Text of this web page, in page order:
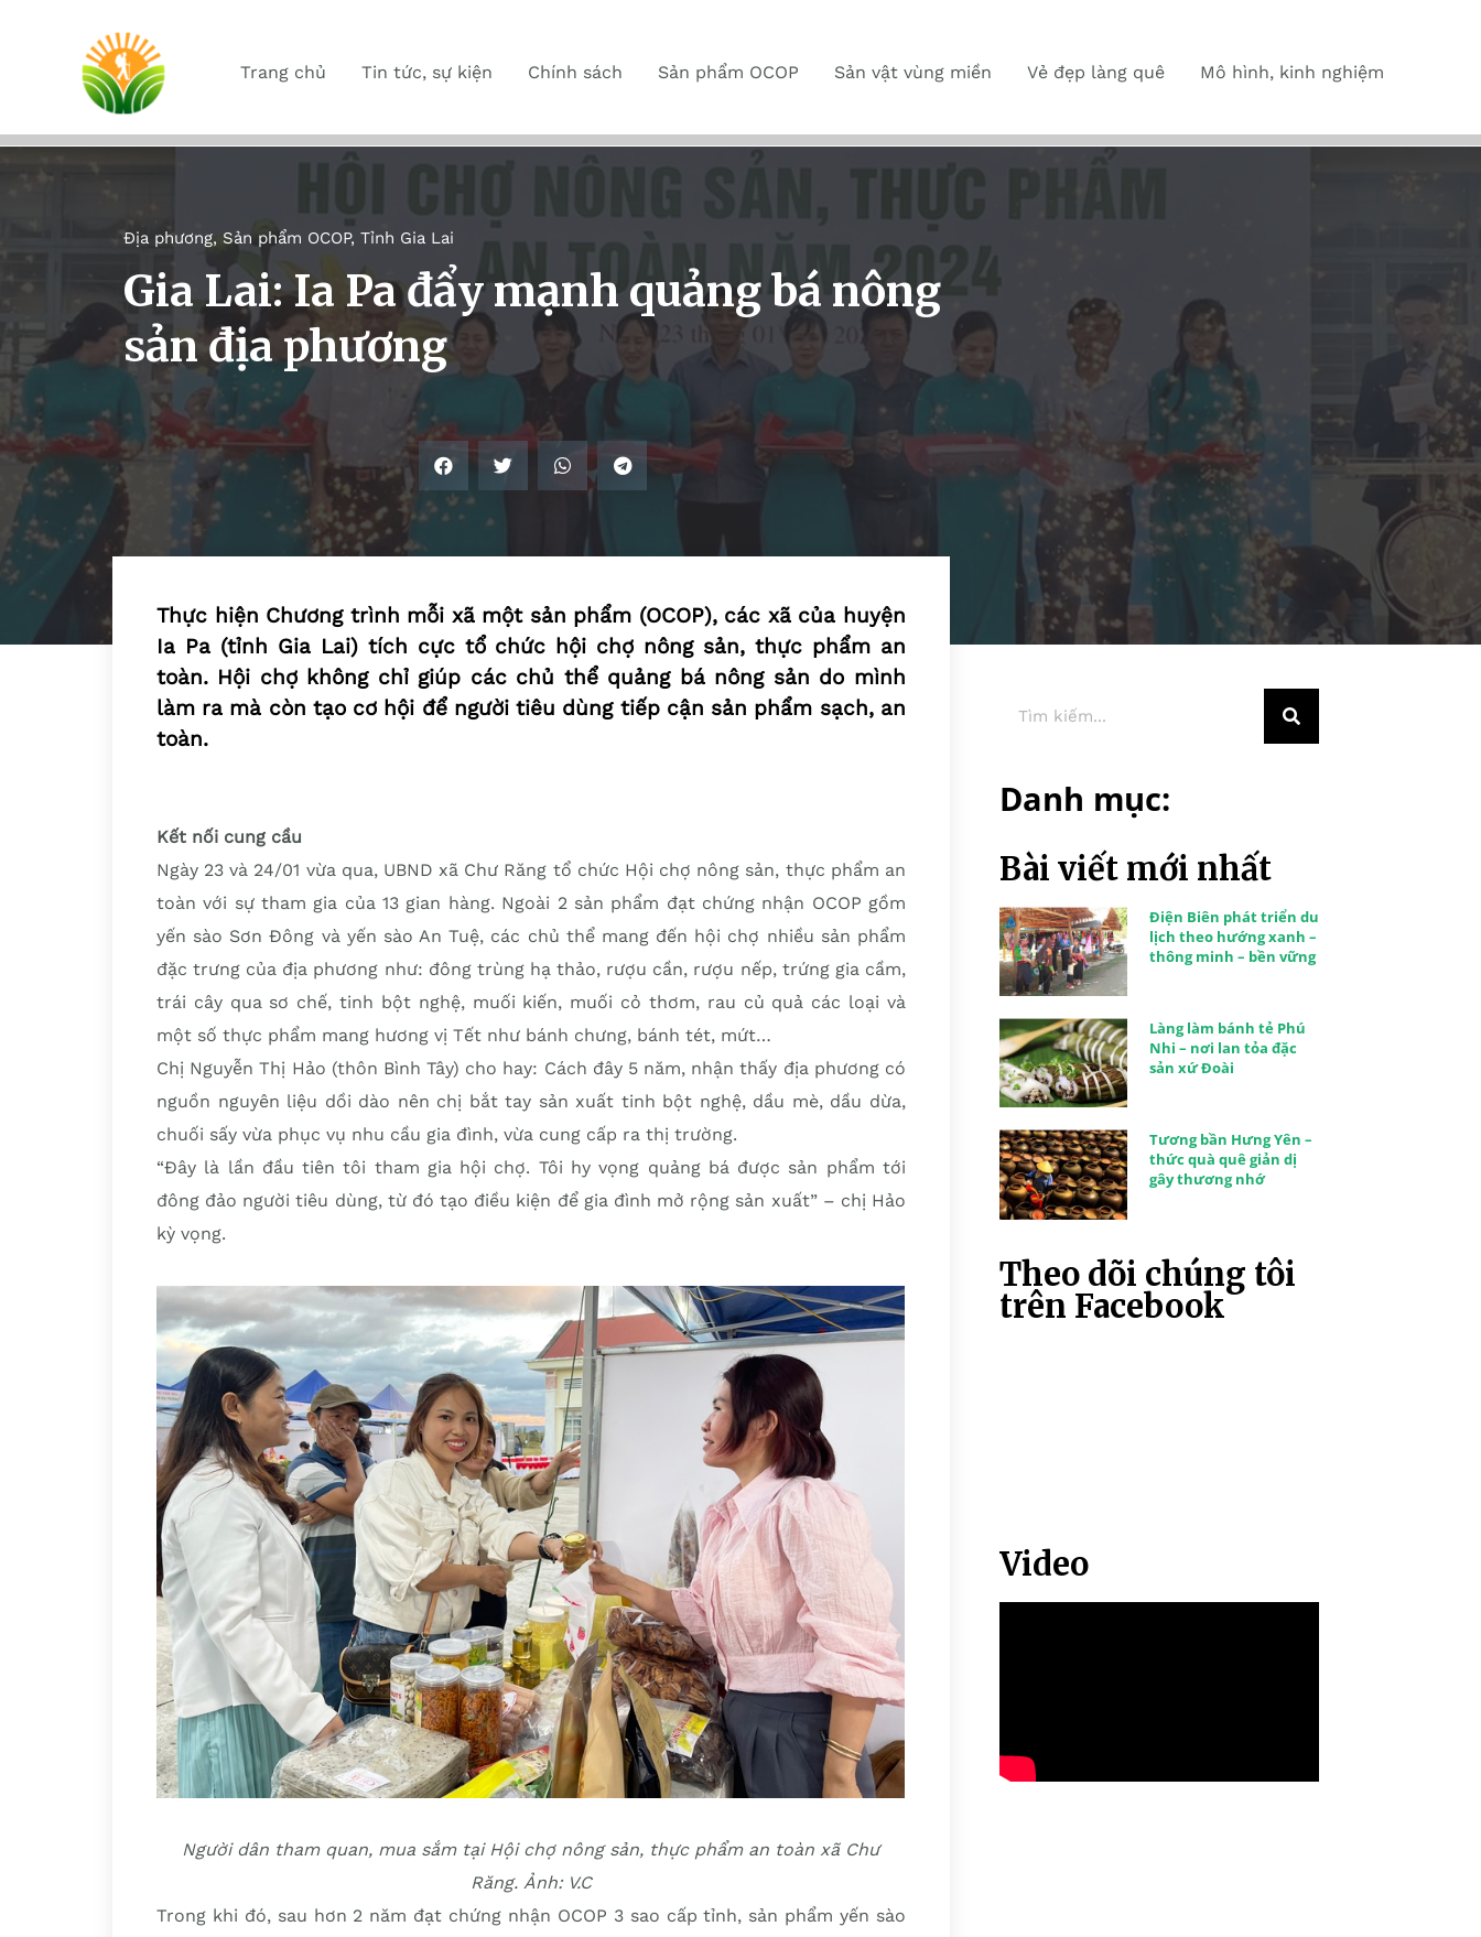
Trang chủ Tin tức, sự kiện Chính sách Sản phẩm OCOP Sản vật vùng miền Vẻ đẹp làng quê Mô hình, kinh nghiệm
Địa phương, Sản phẩm OCOP, Tỉnh Gia Lai
Gia Lai: Ia Pa đẩy mạnh quảng bá nông
sản địa phương
Thực hiện Chương trình mỗi xã một sản phẩm (OCOP), các xã của huyện
Ia Pa (tỉnh Gia Lai) tích cực tổ chức hội chợ nông sản, thực phẩm an
toàn. Hội chợ không chỉ giúp các chủ thể quảng bá nông sản do mình
làm ra mà còn tạo cơ hội để người tiêu dùng tiếp cận sản phẩm sạch, an
toàn.
Kết nối cung cầu
Ngày 23 và 24/01 vừa qua, UBND xã Chư Răng tổ chức Hội chợ nông sản, thực phẩm an
toàn với sự tham gia của 13 gian hàng. Ngoài 2 sản phẩm đạt chứng nhận OCOP gồm
yến sào Sơn Đông và yến sào An Tuệ, các chủ thể mang đến hội chợ nhiều sản phẩm
đặc trưng của địa phương như: đông trùng hạ thảo, rượu cần, rượu nếp, trứng gia cầm,
trái cây qua sơ chế, tinh bột nghệ, muối kiến, muối cỏ thơm, rau củ quả các loại và
một số thực phẩm mang hương vị Tết như bánh chưng, bánh tét, mứt…
Chị Nguyễn Thị Hảo (thôn Bình Tây) cho hay: Cách đây 5 năm, nhận thấy địa phương có
nguồn nguyên liệu dồi dào nên chị bắt tay sản xuất tinh bột nghệ, dầu mè, dầu dừa,
chuối sấy vừa phục vụ nhu cầu gia đình, vừa cung cấp ra thị trường.
“Đây là lần đầu tiên tôi tham gia hội chợ. Tôi hy vọng quảng bá được sản phẩm tới
đông đảo người tiêu dùng, từ đó tạo điều kiện để gia đình mở rộng sản xuất” – chị Hảo
kỳ vọng.
Người dân tham quan, mua sắm tại Hội chợ nông sản, thực phẩm an toàn xã Chư
Răng. Ảnh: V.C
Trong khi đó, sau hơn 2 năm đạt chứng nhận OCOP 3 sao cấp tỉnh, sản phẩm yến sào
Danh mục:
Bài viết mới nhất
Điện Biên phát triển du
lịch theo hướng xanh –
thông minh – bền vững
Làng làm bánh tẻ Phú
Nhi – nơi lan tỏa đặc
sản xứ Đoài
Tương bần Hưng Yên –
thức quà quê giản dị
gây thương nhớ
Theo dõi chúng tôi
trên Facebook
Video